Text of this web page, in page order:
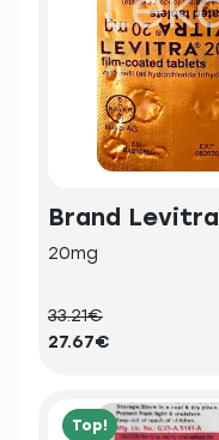
Brand Levitra
20mg
33.21€
27.67€
Top!